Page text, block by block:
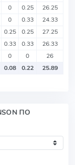
0 0.25
26.25
0 0.33
24.33
0.25 0.25
27.25
0.33 0.33
26.33
0 0
26
0.08 0.22 25.89
ПО